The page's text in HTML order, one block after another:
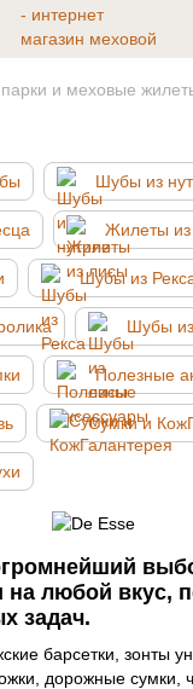
и меховые
Шубы из
Жилеты
Шубы из
Шубы
Полезные
Сумки и
на любой вкус,
задач.
барсетки, зонты
дорожные сумки,